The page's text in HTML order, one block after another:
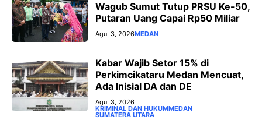
Wagub Sumut Tutup PRSU Ke-50,
Putaran Uang Capai Rp50 Miliar
Agu. 3, 2026MEDAN
‎Kabar Wajib Setor 15% di
Perkimcikataru Medan Mencuat,
Ada Inisial DA dan DE
Agu. 3, 2026
KRIMINAL DAN HUKUMMEDAN
SUMATERA UTARA